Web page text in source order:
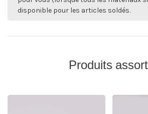
disponible pour les articles soldés.
Produits